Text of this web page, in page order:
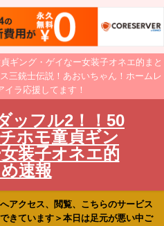
ギング・ゲイなー女装子オネエ的まと
三銃士伝説！あおいちゃん！ホームレ
イラ応援してます！
ッフル2！！50
ホモ童貞ギン
装子オネエ的
速報
アクセス、閲覧、こちらのサービス
きています＞本日は足元が悪い中ご